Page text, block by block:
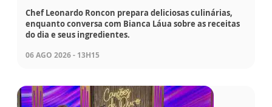
Chef Leonardo Roncon prepara deliciosas culinárias,
enquanto conversa com Bianca Láua sobre as receitas
do dia e seus ingredientes.
06 AGO 2026 - 13H15